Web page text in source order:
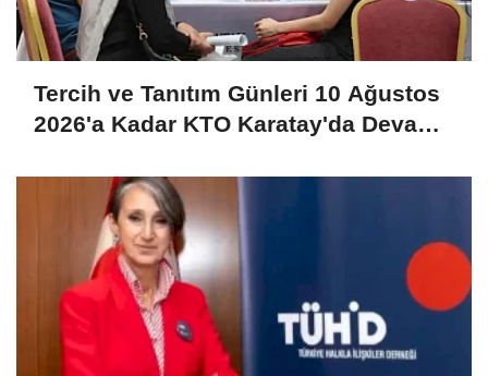
Tercih ve Tanıtım Günleri 10 Ağustos
2026'a Kadar KTO Karatay'da Devam